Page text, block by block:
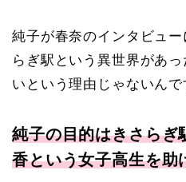
純子が春奈のインタビュ
らぎ駅という異世界があ
いという理由じゃないんで
純子の目的はきさらぎ
香という女子高生を助